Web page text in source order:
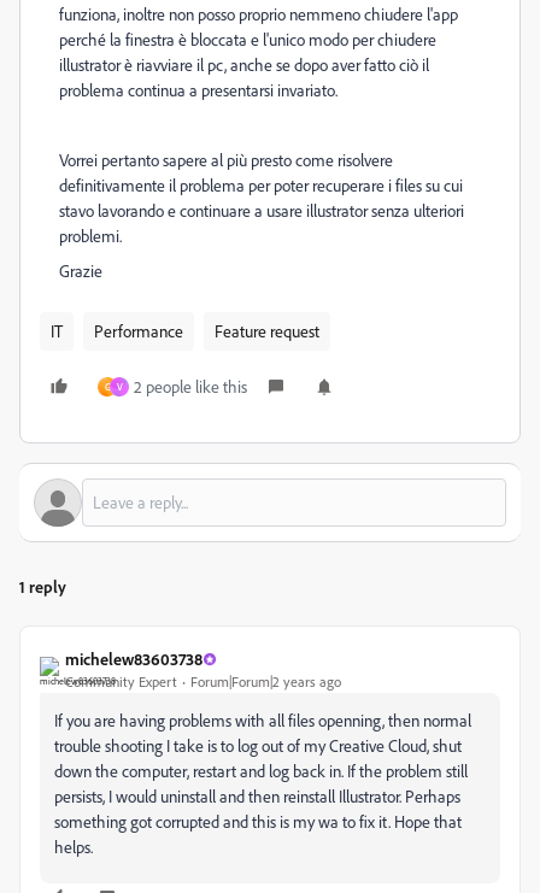
funziona, inoltre non posso proprio nemmeno chiudere l'app
perché la finestra è bloccata e l'unico modo per chiudere
illustrator è riavviare il pc, anche se dopo aver fatto ciò il
problema continua a presentarsi invariato.
Vorrei pertanto sapere al più presto come risolvere
definitivamente il problema per poter recuperare i files su cui
stavo lavorando e continuare a usare illustrator senza ulteriori
problemi.
Grazie
IT Performance Feature request
G V 2 people like this
1 reply
michelew83603738
Community Expert Forum|Forum|2 years ago
If you are having problems with all files openning, then normal
trouble shooting I take is to log out of my Creative Cloud, shut
down the computer, restart and log back in. If the problem still
persists, I would uninstall and then reinstall Illustrator. Perhaps
something got corrupted and this is my wa to fix it. Hope that
helps.